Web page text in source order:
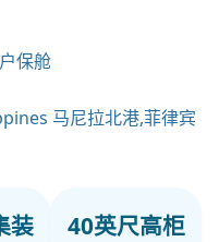
保舱
马尼拉北港,菲律宾
装
40英尺高柜